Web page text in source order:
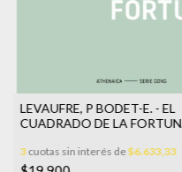
LEVAUFRE, P BODET-E. - EL
CUADRADO DE LA
3cuotas sin interés de$6.633,33